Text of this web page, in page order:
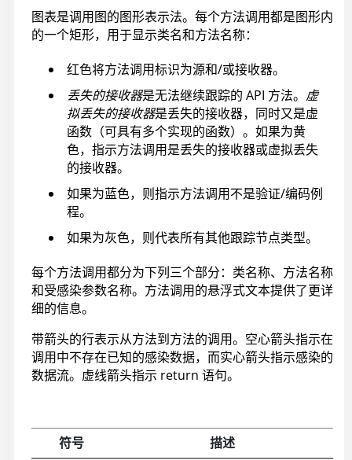
图表是调用图的图形表示法。每个方法调用都是图形内
的一个矩形，用于显示类名和方法名称：
红色将方法调用标识为源和/或接收器。
丢失的接收器是无法继续跟踪的 API 方法。 虚
拟丢失的接收器是丢失的接收器，同时又是虚
函数（可具有多个实现的函数）。如果为黄
色，指示方法调用是丢失的接收器或虚拟丢失
的接收器。
如果为蓝色，则指示方法调用不是验证/编码例
程。
如果为灰色，则代表所有其他跟踪节点类型。
每个方法调用都分为下列三个部分：类名称、方法名称
和受感染参数名称。方法调用的悬浮式文本提供了更详
细的信息。
带箭头的行表示从方法到方法的调用。空心箭头指示在
调用中不存在已知的感染数据，而实心箭头指示感染的
数据流。虚线箭头指示 return 语句。
符号
描述